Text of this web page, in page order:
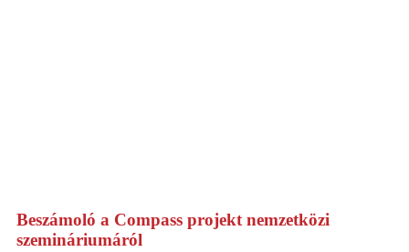
Beszámoló a Compass projekt nemzetközi
szemináriumáról